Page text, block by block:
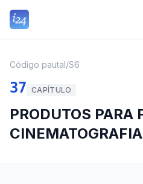
Código pautal/S6
37 CAPÍTULO
PRODUTOS PARA
CINEMATOGRAFIA